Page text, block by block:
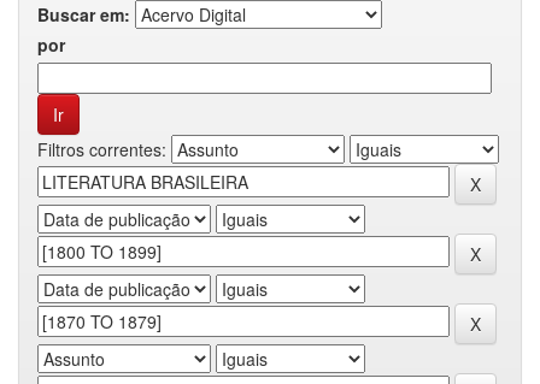
Buscar em:
por
Filtros correntes: